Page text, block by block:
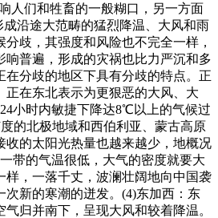
人们和牲畜的一般糊口，另一方面
沿途大范畴的猛烈降温、大风和雨
歧，其强度和风险也不完全一样，
普遍，形成的灾祸也比力严沉和多
分歧的地区下具有分歧的特点。正
在东北表示为更狠恶的大风、大
小时内敏捷下降达8℃以上的气候过
的北极地域和西伯利亚、蒙古高原
的太阳光热量也越来越少，地概况
带的气温很低，大气的密度就要大
，一落千丈，波澜壮阔地向中国袭
新的寒潮的迸发。(4)东加西：东
归并南下，呈现大风和较着降温。